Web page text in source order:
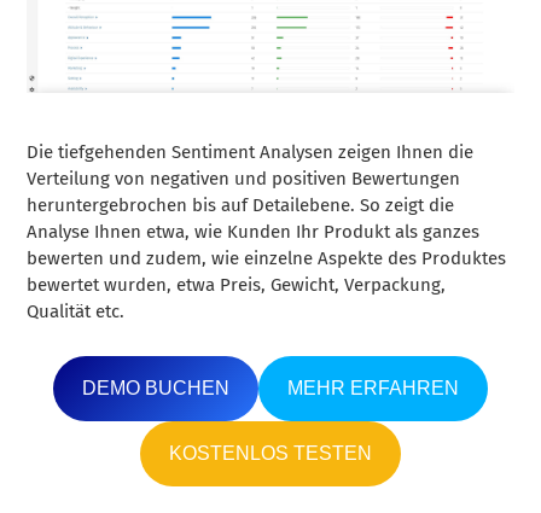
Die tiefgehenden Sentiment Analysen zeigen Ihnen die
Verteilung von negativen und positiven Bewertungen
heruntergebrochen bis auf Detailebene. So zeigt die
Analyse Ihnen etwa, wie Kunden Ihr Produkt als ganzes
bewerten und zudem, wie einzelne Aspekte des Produktes
bewertet wurden, etwa Preis, Gewicht, Verpackung,
Qualität etc.
DEMO BUCHEN MEHR ERFAHREN
KOSTENLOS TESTEN